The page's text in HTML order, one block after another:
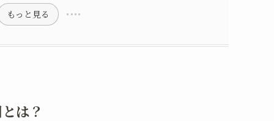
もっと見る
は？